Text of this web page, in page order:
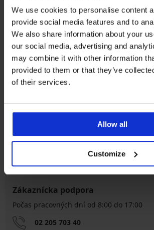
We use cookies to personalise content
provide social media features and to
We also share information about your
our social media, advertising and
may combine it with other information
provided to them or that they’ve
of their services.
Allow all
Customize
Najčastejšie vyberané farby
béžová
čierna biela modrá
Najčastejsie vyberané veľkosti
M XL XXL
8 % z nákupu späť
Výhodné poštovné
Zákaznícka podpora
Počas pracovných dní od 8:00 do 17:00
02 205 703 40